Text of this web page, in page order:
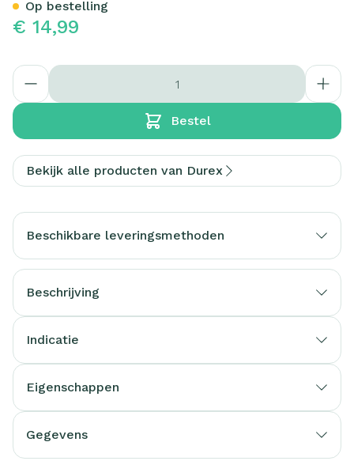
€ 14,99
Aantal
Bestel
Op bestelling
Bekijk alle producten van Durex
Beschikbare leveringsmethoden
Beschrijving
Indicatie
Eigenschappen
Gegevens